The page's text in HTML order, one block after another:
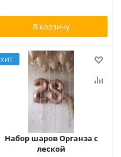
В корзину
ХИТ
Набор шаров Органза с
леской